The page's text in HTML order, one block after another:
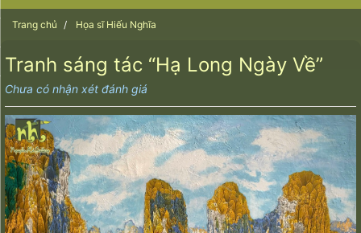
Trang chủ Họa sĩ Hiếu Nghĩa
Tranh sáng tác “Hạ Long Ngày Về”
Chưa có nhận xét đánh giá